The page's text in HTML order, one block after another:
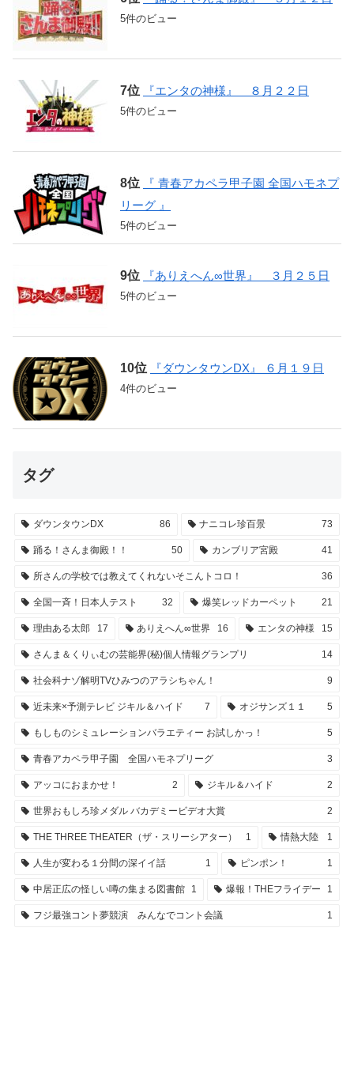
5件のビュー
『エンタの神様』 ８月２２日
5件のビュー
『 青春アカペラ甲子園 全国ハモネプ
リーグ 』
5件のビュー
『ありえへん∞世界』 ３月２５日
5件のビュー
『ダウンタウンDX』 ６月１９日
4件のビュー
タグ
ダウンタウンDX 86 ナニコレ珍百景 73
踊る！さんま御殿！！ 50 カンブリア宮殿 41
所さんの学校では教えてくれないそこんトコロ！ 36
全国一斉！日本人テスト 32 爆笑レッドカーペット 21
理由ある太郎 17 ありえへん∞世界 16 エンタの神様 15
さんま＆くりぃむの芸能界(秘)個人情報グランプリ 14
社会科ナゾ解明TVひみつのアラシちゃん！ 9
近未来×予測テレビ ジキル＆ハイド 7 オジサンズ１１ 5
もしものシミュレーションバラエティー お試しかっ！ 5
青春アカペラ甲子園 全国ハモネプリーグ 3
アッコにおまかせ！ 2 ジキル＆ハイド 2
世界おもしろ珍メダル バカデミービデオ大賞 2
THE THREE THEATER（ザ・スリーシアター） 1 情熱大陸 1
人生が変わる１分間の深イイ話 1 ピンポン！ 1
中居正広の怪しい噂の集まる図書館 1 爆報！THEフライデー 1
フジ最強コント夢競演 みんなでコント会議 1